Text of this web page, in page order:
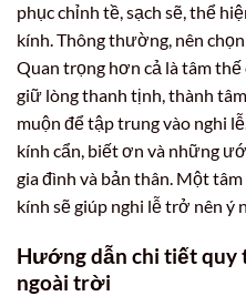
phục chỉnh tề, sạch sẽ, thể
kính. Thông thường, nên
Quan trọng hơn cả là tâm thế
giữ lòng thanh tịnh, thành
muộn để tập trung vào nghi
kính cẩn, biết ơn và những
gia đình và bản thân. Một
kính sẽ giúp nghi lễ trở nên ý
Hướng dẫn chi tiết quy
ngoài trời